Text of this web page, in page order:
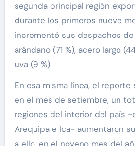
segunda principal región
durante los primeros nueve
incrementó sus despachos de
arándano (71 %), acero largo
uva (9 %).
En esa misma línea, el reporte
en el mes de setiembre, un
regiones del interior del país -
Arequipa e Ica- aumentaron
a ello, en el noveno mes del